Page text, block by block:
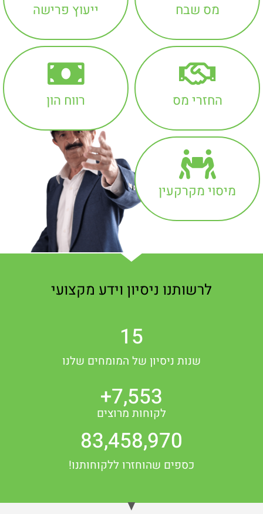
מס שבח ייעוץ פרישה
החזרי מס רווח הון
מיסוי מקרקעין
לרשותנו ניסיון וידע מקצועי
שנות ניסיון של המומחים שלנו
15
לקוחות מרוצים
7,553
+
כספים שהוחזרו ללקוחותנו!
83,458,970